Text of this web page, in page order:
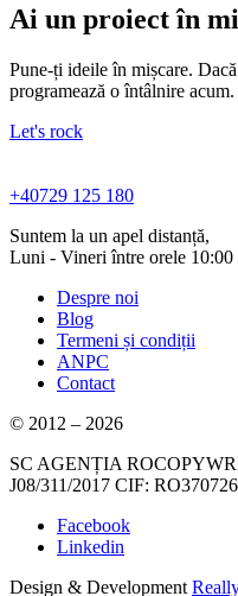
Ai un proiect în
Pune-ți ideile în mișcare.
programează o întâlnire acum.
Let's rock
+40729 125 180
Suntem la un apel distanță,
Luni - Vineri între orele 10:00
Despre noi
Blog
Termeni și condiții
ANPC
Contact
© 2012 – 2026
SC AGENȚIA
J08/311/2017 CIF:
Facebook
Linkedin
Design & Development